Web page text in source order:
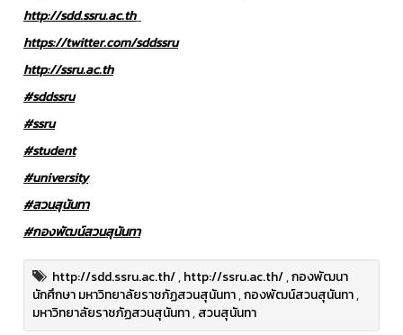
http://sdd.ssru.ac.th
https://twitter.com/sddssru
http://ssru.ac.th
#sddssru
#ssru
#student
#university
#สวนสุนันทา
#กองพัฒน์สวนสุนันทา
http://sdd.ssru.ac.th/,http://ssru.ac.th/,กองพัฒนา
นักศึกษา มหาวิทยาลัยราชภัฏสวนสุนันทา,กองพัฒน์สวนสุนันทา,
มหาวิทยาลัยราชภัฏสวนสุนันทา,สวนสุนันทา